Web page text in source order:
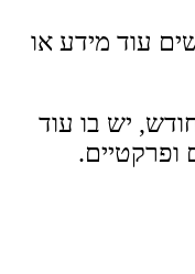
עוד מידע או
יש בו עוד
ופרקטיים.